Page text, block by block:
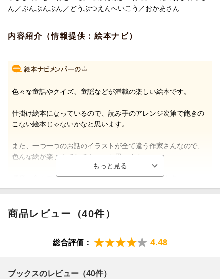
ん／ぶんぶんぶん／どうぶつえんへいこう／おかあさん
内容紹介（情報提供：絵本ナビ）
色々な童話やクイズ、童謡などが満載の楽しい絵本です。
仕掛け絵本になっているので、読み手のアレンジ次第で飽きの
こない絵本じゃないかなと思います。
また、一つ一つのお話のイラストが全て違う作家さんなので、
色んな絵が楽しめてとてもいいと思います。
擬音も多くて、娘も一緒に読みながら楽しんでいます。
まさに2歳ぐらいに子供さんが楽しめる絵本だと思います。（ラ
【情報提供・絵本ナビ】
商品レビュー（40件）
総合評価： 4.48
ブックスのレビュー（40件）